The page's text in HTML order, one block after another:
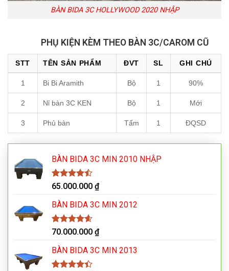
BÀN BIDA 3C HOLLYWOOD 2020 NHẬP
PHỤ KIỆN KÈM THEO BÀN 3C/CAROM CŨ
STT TÊN SẢN PHẨM ĐVT SL GHI CHÚ
1 Bi Bi Aramith Bộ 1 90%
2 Nỉ bàn 3C KEN Bộ 1 Mới
3 Phủ bàn Tấm 1 ĐQSD
BÀN BIDA 3C MIN 2010 NHẬP
4.42trên
trên
33
đánh
giá
65.000.000 ₫
BÀN BIDA 3C MIN 2012
4.54trên
24
đánh giá
70.000.000 ₫
BÀN BIDA 3C MIN 2013